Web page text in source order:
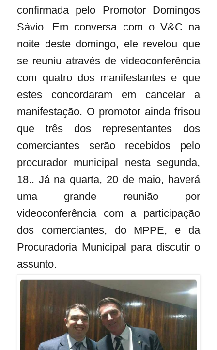
confirmada pelo Promotor Domingos
Sávio. Em conversa com o V&C na
noite deste domingo, ele revelou que
se reuniu através de videoconferência
com quatro dos manifestantes e que
estes concordaram em cancelar a
manifestação. O promotor ainda frisou
que três dos representantes dos
comerciantes serão recebidos pelo
procurador municipal nesta segunda,
18.. Já na quarta, 20 de maio, haverá
uma grande reunião por
videoconferência com a participação
dos comerciantes, do MPPE, e da
Procuradoria Municipal para discutir o
assunto.